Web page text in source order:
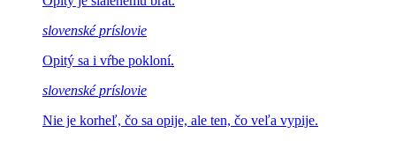
slovenské príslovie
Opitý sa i vŕbe pokloní.
slovenské príslovie
Nie je korheľ, čo sa opije, ale ten, čo veľa vypije.